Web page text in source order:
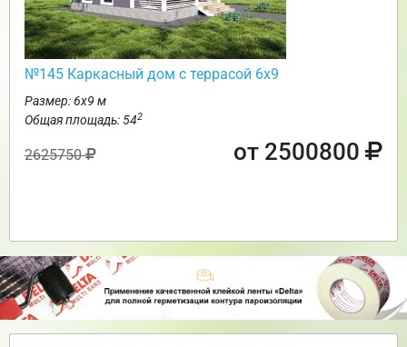
№145 Каркасный дом с террасой 6х9
Размер: 6х9 м
Общая площадь: 542
2625750 от 2500800